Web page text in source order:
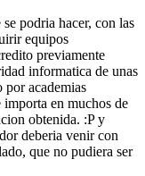
podria hacer, con las
equipos
previamente
informatica de unas
por academias
importa en muchos de
obtenida. :P y
deberia venir con
que no pudiera ser